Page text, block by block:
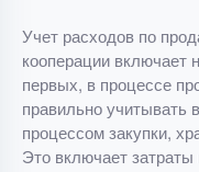
Учет расходов по
кооперации включает
первых, в процессе
правильно учитывать
процессом закупки,
Это включает затраты